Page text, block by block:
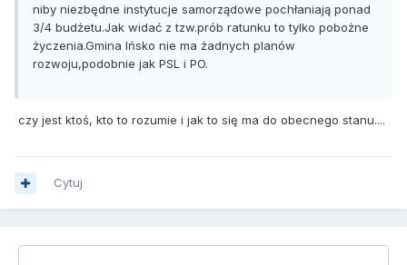
niby niezbędne instytucje samorządowe pochłaniają ponad
3/4 budżetu.Jak widać z tzw.prób ratunku to tylko pobożne
życzenia.Gmina Ińsko nie ma żadnych planów
rozwoju,podobnie jak PSL i PO.
czy jest ktoś, kto to rozumie i jak to się ma do obecnego stanu....
Cytuj